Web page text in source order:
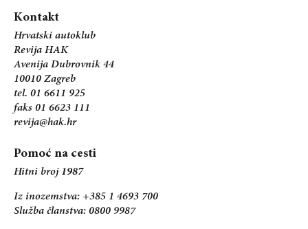
Kontakt
Hrvatski autoklub
Revija HAK
Avenija Dubrovnik 44
10010 Zagreb
tel. 01 6611 925
faks 01 6623 111
revija@hak.hr
Pomoć na cesti
Hitni broj 1987
Iz inozemstva: +385 1 4693 700
Služba članstva: 0800 9987